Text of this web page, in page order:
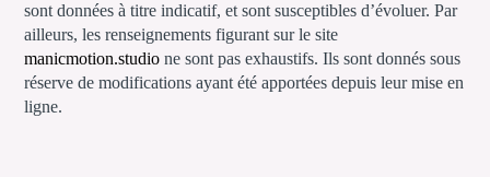
sont données à titre indicatif, et sont susceptibles d’évoluer. Par
ailleurs, les renseignements figurant sur le site
manicmotion.studio ne sont pas exhaustifs. Ils sont donnés sous
réserve de modifications ayant été apportées depuis leur mise en
ligne.